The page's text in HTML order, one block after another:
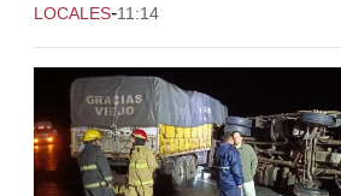
LOCALES-11:14